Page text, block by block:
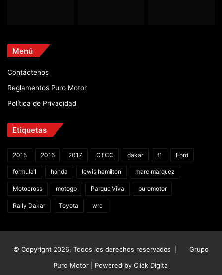
Menú
Contáctenos
Reglamentos Puro Motor
Política de Privacidad
Etiquetas
2015 2016 2017 CTCC dakar f1 Ford
formula1 honda lewis hamilton marc marquez
Motocross motogp Parque Viva puromotor
Rally Dakar Toyota wrc
© Copyright 2026, Todos los derechos reservados |
Grupo
Puro Motor | Powered by Click Digital